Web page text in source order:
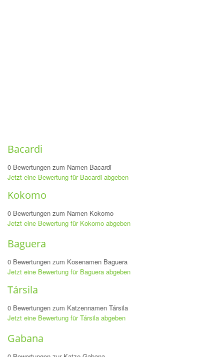
Bacardi
0 Bewertungen zum Namen Bacardi
Jetzt eine Bewertung für Bacardi abgeben
Kokomo
0 Bewertungen zum Namen Kokomo
Jetzt eine Bewertung für Kokomo abgeben
Baguera
0 Bewertungen zum Kosenamen Baguera
Jetzt eine Bewertung für Baguera abgeben
Társila
0 Bewertungen zum Katzennamen Társila
Jetzt eine Bewertung für Társila abgeben
Gabana